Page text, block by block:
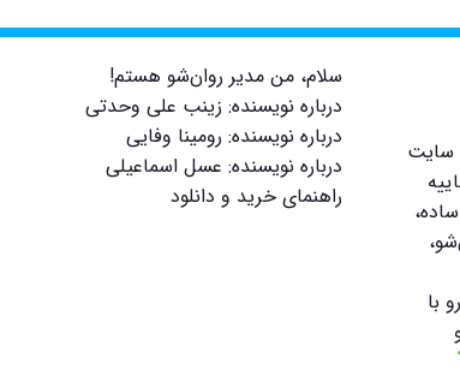
روان‌شناسی بالینی‌ام و در مهر ۱۴۰۲ سایت
با
سلام، من مدیر روان‌شو هستم!
درباره نویسنده: زینب علی وحدتی
درباره نویسنده: رومینا وفایی
درباره نویسنده: عسل اسماعیلی
راهنمای خرید و دانلود